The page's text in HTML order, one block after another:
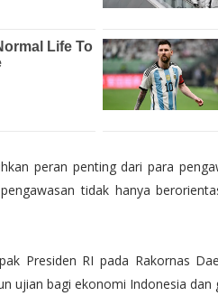
peran penting dari para
tidak hanya
Presiden RI pada Rakornas
ujian bagi ekonomi Indonesia dan